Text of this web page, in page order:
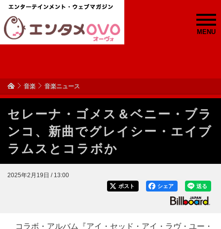
MENU
音楽 音楽ニュース
セレーナ・ゴメス＆ベニー・ブラ
ンコ、新曲でグレイシー・エイブ
ラムスとコラボか
2025年2月19日 / 13:00
送る
シェア
ポスト
コラボ・アルバム『アイ・セッド・アイ・ラヴ・ユー・